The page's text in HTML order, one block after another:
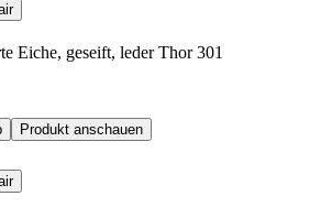
Eiche, geseift, leder Thor 301
Produkt anschauen